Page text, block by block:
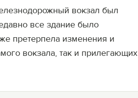
вокзал был
все здание было
претерпела изменения и
вокзала, так и прилегающих